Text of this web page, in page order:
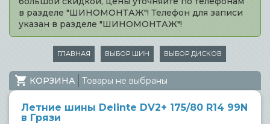
в разделе "ШИНОМОНТАЖ"! Телефон для записи
указан в разделе "ШИНОМОНТАЖ"!
ГЛАВНАЯ ВЫБОР ШИН ВЫБОР ДИСКОВ
КОРЗИНА Товары не выбраны
Летние шины Delinte DV2+ 175/80 R14 99N
в Грязи